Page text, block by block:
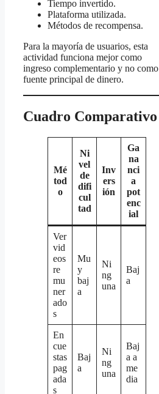
Tiempo invertido.
Plataforma utilizada.
Métodos de recompensa.
Para la mayoría de usuarios, esta
actividad funciona mejor como
ingreso complementario y no como
fuente principal de dinero.
Cuadro Comparativo
Mé
tod
o
Ni
vel
de
difi
cul
tad
Inv
ers
ión
Ga
na
nci
a
pot
enc
ial
Ver
vid
eos
re
mu
ner
ado
s
Mu
y
baj
a
Ni
ng
una
Baj
a
En
cue
stas
pag
ada
s
Baj
a
Ni
ng
una
Baj
a a
me
dia